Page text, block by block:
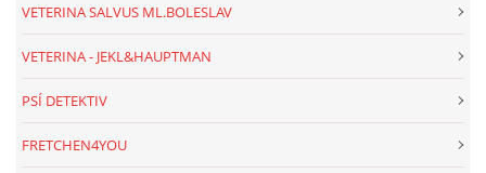
VETERINA SALVUS ML.BOLESLAV
VETERINA - JEKL&HAUPTMAN
PSÍ DETEKTIV
FRETCHEN4YOU